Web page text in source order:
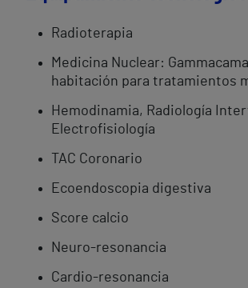
Radioterapia
Medicina Nuclear:
habitación para tratamientos
Hemodinamia, Radiología
Electrofisiología
TAC Coronario
Ecoendoscopia digestiva
Score calcio
Neuro-resonancia
Cardio-resonancia